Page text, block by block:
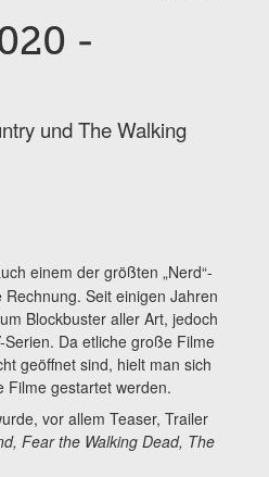
-
und The Walking
einem der größten „Nerd“-
Seit einigen Jahren
Blockbuster aller Art, jedoch
Da etliche große Filme
geöffnet sind, hielt man sich
Filme gestartet werden.
vor allem Teaser, Trailer
Fear the Walking Dead, The